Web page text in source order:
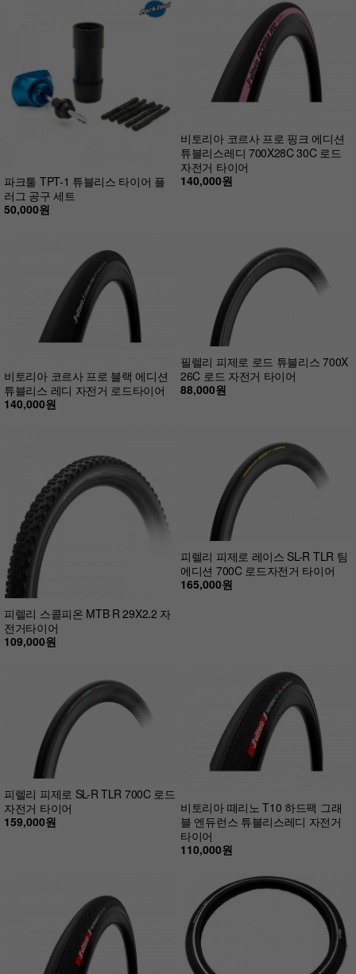
파크툴 TPT-1 튜블리스 타이어 플
러그 공구 세트
50,000원
비토리아 코르사 프로 핑크 에디션
튜블리스레디 700X28C 30C 로드
자전거 타이어
140,000원
비토리아 코르사 프로 블랙 에디션
튜블리스 레디 자전거 로드타이어
140,000원
필렐리 피제로 로드 튜블리스 700X
26C 로드 자전거 타이어
88,000원
피렐리 스콜피온 MTB R 29X2.2 자
전거타이어
109,000원
피렐리 피제로 레이스 SL-R TLR 팀
에디션 700C 로드자전거 타이어
165,000원
피렐리 피제로 SL-R TLR 700C 로드
자전거 타이어
159,000원
비토리아 떼리노 T10 하드팩 그래
블 엔듀런스 튜블리스레디 자전거
타이어
110,000원